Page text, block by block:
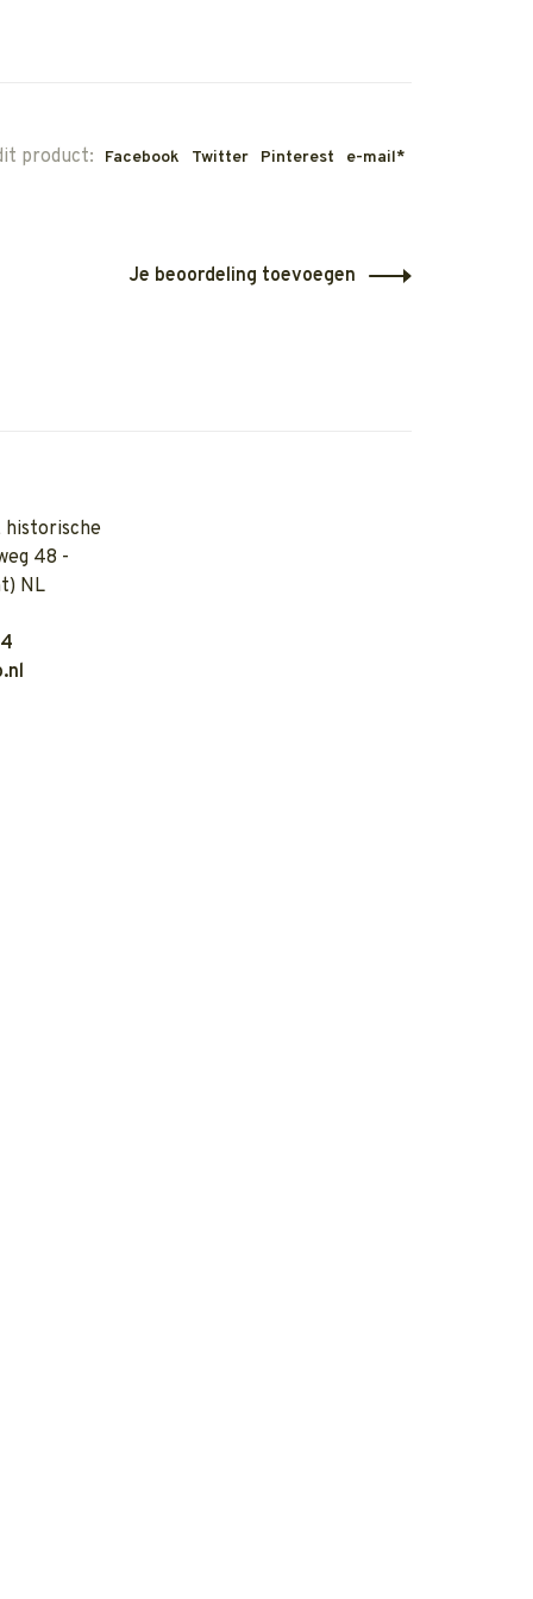
product: Facebook Twitter Pinterest e-mail*
Je beoordeling toevoegen
historische
48 -
NL